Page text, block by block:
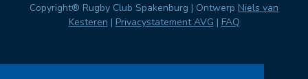
Copyright® Rugby Club Spakenburg | Ontwerp Niels van
Kesteren | Privacystatement AVG | FAQ